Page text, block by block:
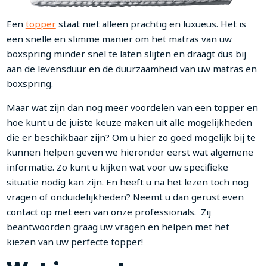
Een topperstaat niet alleen prachtig en luxueus. Het is
een snelle en slimme manier om het matras van uw
boxspring minder snel te laten slijten en draagt dus bij
aan de levensduur en de duurzaamheid van uw matras en
boxspring.
Maar wat zijn dan nog meer voordelen van een topper en
hoe kunt u de juiste keuze maken uit alle mogelijkheden
die er beschikbaar zijn? Om u hier zo goed mogelijk bij te
kunnen helpen geven we hieronder eerst wat algemene
informatie. Zo kunt u kijken wat voor uw specifieke
situatie nodig kan zijn. En heeft u na het lezen toch nog
vragen of onduidelijkheden? Neemt u dan gerust even
contact op met een van onze professionals. Zij
beantwoorden graag uw vragen en helpen met het
kiezen van uw perfecte topper!